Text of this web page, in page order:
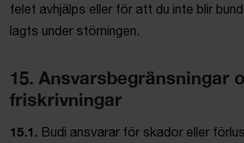
felet avhjälps eller för att du inte blir
lagts under störningen.
15. Ansvarsbegränsningar
friskrivningar
15.1. Budi ansvarar för skador eller